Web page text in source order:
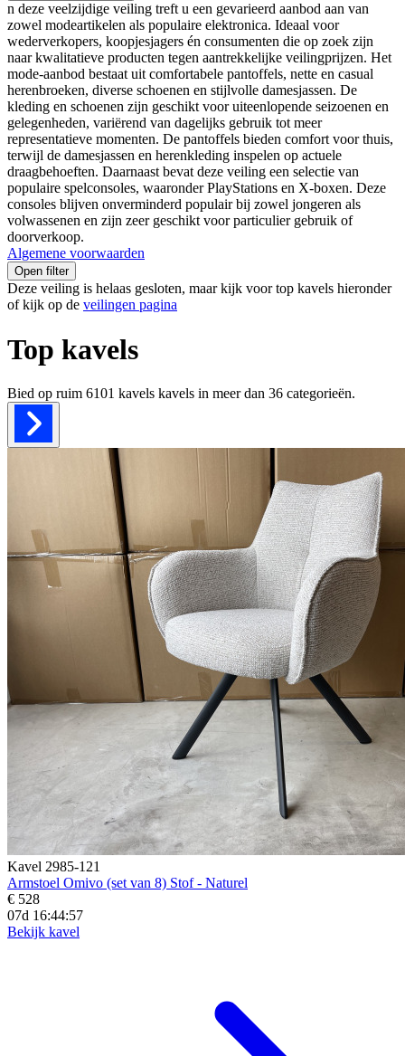
n deze veelzijdige veiling treft u een gevarieerd aanbod aan van
zowel modeartikelen als populaire elektronica. Ideaal voor
wederverkopers, koopjesjagers én consumenten die op zoek zijn
naar kwalitatieve producten tegen aantrekkelijke veilingprijzen. Het
mode-aanbod bestaat uit comfortabele pantoffels, nette en casual
herenbroeken, diverse schoenen en stijlvolle damesjassen. De
kleding en schoenen zijn geschikt voor uiteenlopende seizoenen en
gelegenheden, variërend van dagelijks gebruik tot meer
representatieve momenten. De pantoffels bieden comfort voor thuis,
terwijl de damesjassen en herenkleding inspelen op actuele
draagbehoeften. Daarnaast bevat deze veiling een selectie van
populaire spelconsoles, waaronder PlayStations en X-boxen. Deze
consoles blijven onverminderd populair bij zowel jongeren als
volwassenen en zijn zeer geschikt voor particulier gebruik of
doorverkoop.
Algemene voorwaarden
Open filter
Deze veiling is helaas gesloten, maar kijk voor top kavels hieronder
of kijk op de veilingen pagina
Top kavels
Bied op ruim 6101 kavels kavels in meer dan 36 categorieën.
Kavel 2985-121
Armstoel Omivo (set van 8) Stof - Naturel
€ 528
07d 16:44:56
Bekijk kavel